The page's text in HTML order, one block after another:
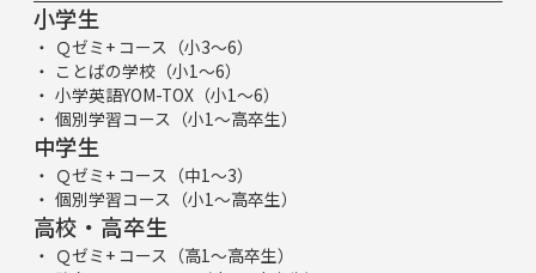
小学生
Ｑゼミ+ コース（小3～6）
ことばの学校（小1～6）
小学英語YOM-TOX（小1～6）
個別学習コース（小1～高卒生）
中学生
Ｑゼミ+ コース（中1～3）
個別学習コース（小1～高卒生）
高校・高卒生
Ｑゼミ+ コース（高1～高卒生）